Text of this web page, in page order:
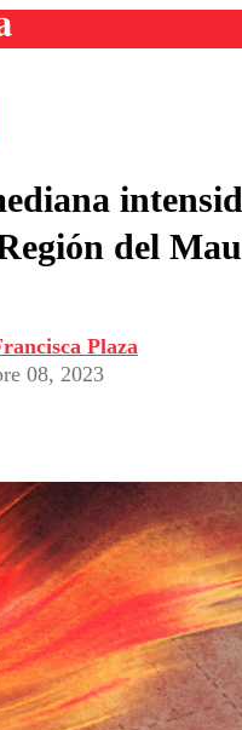
TV
Deportes
Católica
de Chile
Practico
Social
en medios
del
Plaza
08, 2023